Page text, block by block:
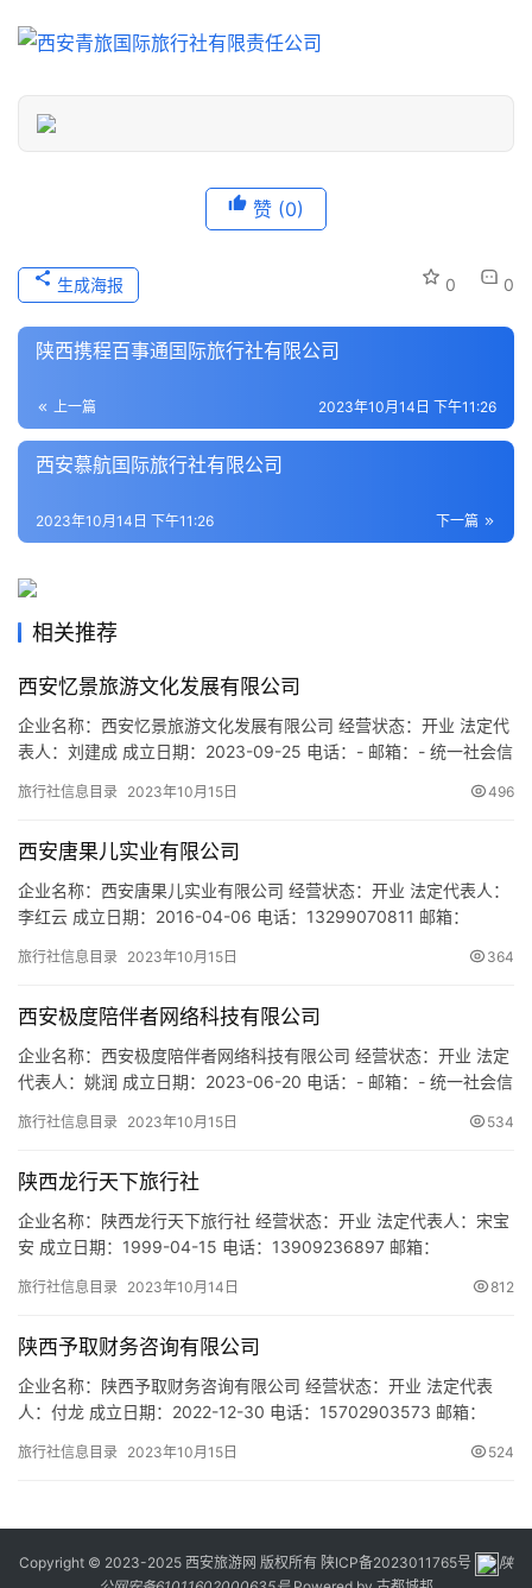
信
息
历
导
之
家
本
地
生
游
城
赞 (0)
0 0
生成海报
陕西携程百事通国际旅行社有限公司
上一篇 2023年10月14日 下午11:26
西安慕航国际旅行社有限公司
下一篇
2023年10月14日 下午11:26
相关推荐
西安忆景旅游文化发展有限公司
企业名称：西安忆景旅游文化发展有限公司 经营状态：开业 法定代
表人：刘建成 成立日期：2023-09-25 电话：- 邮箱：- 统一社会信
太白南路318号院船舶综合楼4号楼三层309室 网址：- 经营范围：
点旅游招徕、咨询服务；…
旅行社信息目录 2023年10月15日 496
西安唐果儿实业有限公司
企业名称：西安唐果儿实业有限公司 经营状态：开业 法定代表人：
李红云 成立日期：2016-04-06 电话：13299070811 邮箱：
91610116MA6TXRRU55 注册地址：西安市长安区郭杜街办文苑中
计及销售；文化艺术交流活动…
旅行社信息目录 2023年10月15日 364
西安极度陪伴者网络科技有限公司
企业名称：西安极度陪伴者网络科技有限公司 经营状态：开业 法定
代表人：姚润 成立日期：2023-06-20 电话：- 邮箱：- 统一社会信
术开发区未央路177号旺景国际大厦1411室 网址：- 经营范围：一般
内游艺器材销售；组织…
旅行社信息目录 2023年10月15日 534
陕西龙行天下旅行社
企业名称：陕西龙行天下旅行社 经营状态：开业 法定代表人：宋宝
安 成立日期：1999-04-15 电话：13909236897 邮箱：
916101037135256080 注册地址：西安市碑林区德福巷D西14#2
务、旅游咨询(上述经营范围中涉…
旅行社信息目录 2023年10月14日 812
陕西予取财务咨询有限公司
企业名称：陕西予取财务咨询有限公司 经营状态：开业 法定代表
人：付龙 成立日期：2022-12-30 电话：15702903573 邮箱：
91610136MAC6RTWX4X 注册地址：陕西省西安市浐灞生态区欧
旅行社信息目录 2023年10月15日 524
Copyright © 2023-2025 西安旅游网 版权所有 陕ICP备2023011765号
陕